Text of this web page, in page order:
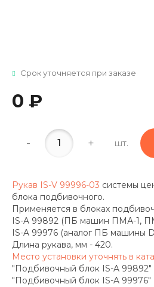
Срок уточняется при заказе
0 ₽
- + шт.
Рукав IS-V 99996-03 системы
блока подбивочного.
Применяется в блоках
IS-A 99892 (ПБ машин ПМА-1,
IS-A 99976 (аналог ПБ машины
Длина рукава, мм - 420.
Место установки уточнять в
"Подбивочный блок IS-A 99892"
"Подбивочный блок IS-A 99976"